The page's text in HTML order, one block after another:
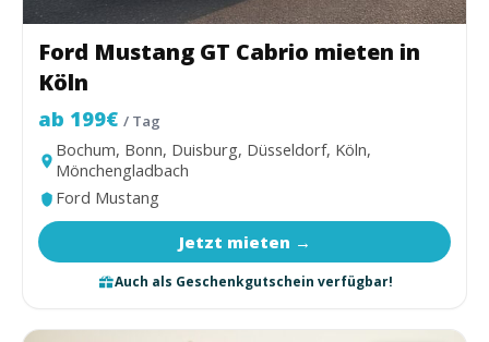
Ford Mustang GT Cabrio mieten in
Köln
ab 199€ / Tag
Bochum, Bonn, Duisburg, Düsseldorf, Köln,
Mönchengladbach
Ford Mustang
Jetzt mieten →
Auch als Geschenkgutschein verfügbar!